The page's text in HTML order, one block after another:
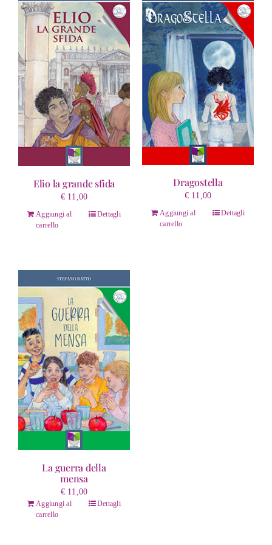
Elio la grande sfida
€11,00
Aggiungi al
carrello
Dettagli
Dragostella
€11,00
Aggiungi al
carrello
Dettagli
La guerra della
mensa
€11,00
Aggiungi al
carrello
Dettagli